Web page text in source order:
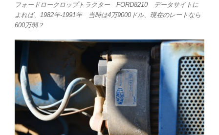
フォードロークロップトラクター FORD8210 データサイトに
よれば、1982年-1991年 当時は4万9000ドル、現在のレートなら
600万弱？